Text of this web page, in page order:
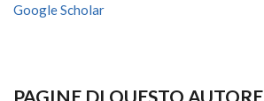
Google Scholar
PAGINE DI QUESTO AUTORE